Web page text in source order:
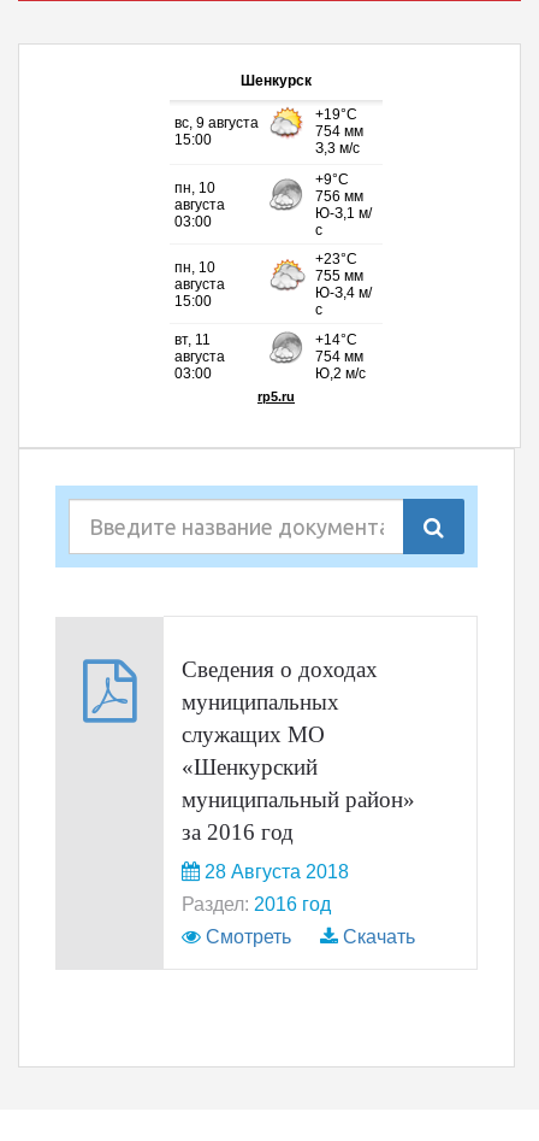
Шенкурск
Сведения о доходах
муниципальных
служащих МО
«Шенкурский
муниципальный район»
за 2016 год
28 Августа 2018
Раздел: 2016 год
Смотреть
Скачать